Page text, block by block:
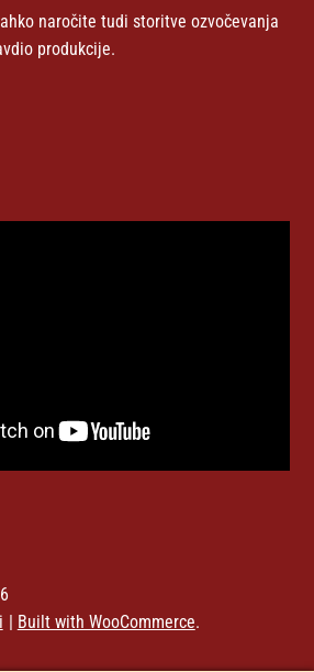
naročite tudi storitve ozvočevanja
produkcije.
Built with WooCommerce.